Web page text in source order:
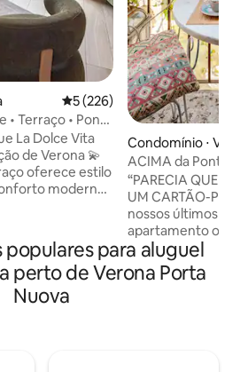
5 de uma avaliação média de
5 (226)
Terraço • Ponte
La Dolce Vita
de Verona 💫
oferece estilo
moderno.
de espuma de
com varanda
2 banheiros e
equipada. *
Condomínio ⋅
ACIMA da Ponte
de 2000 anos •
“PARECIA QUE
UM CARTÃO-
nossos últimos
apartamento
para o Teatro
Pietro. As
olhar da sala de
para aluguel
perto de Verona Porta
Nuova